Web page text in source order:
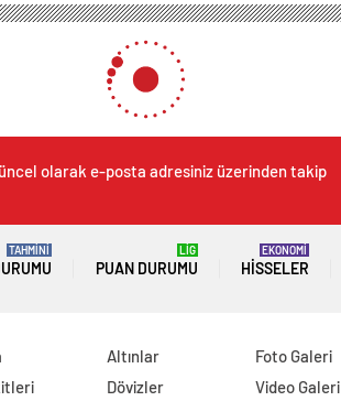
olarak e-posta adresiniz üzerinden takip
TAHMİNİ
PUAN DURUMU
LİG
HISSELER
EKONOMİ
Altınlar
Dövizler
Foto Galeri
Video Galeri